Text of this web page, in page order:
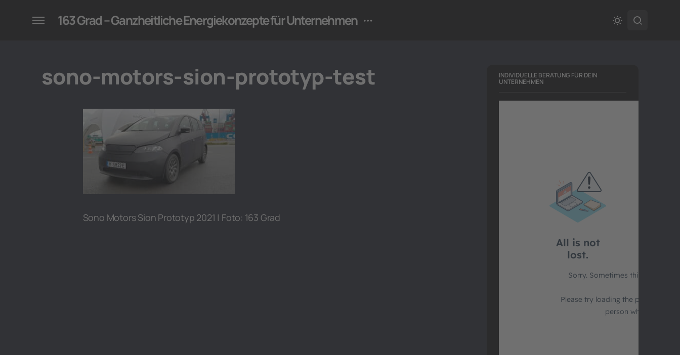
für Unternehmen
163 Grad – Ganzheitliche Energiekonzepte für Unternehmen
sono-motors-sion-prototyp-test
Sono Motors Sion Prototyp 2021 | Foto: 163 Grad
INDIVIDUELLE BERATUNG FÜR DEIN
UNTERNEHMEN